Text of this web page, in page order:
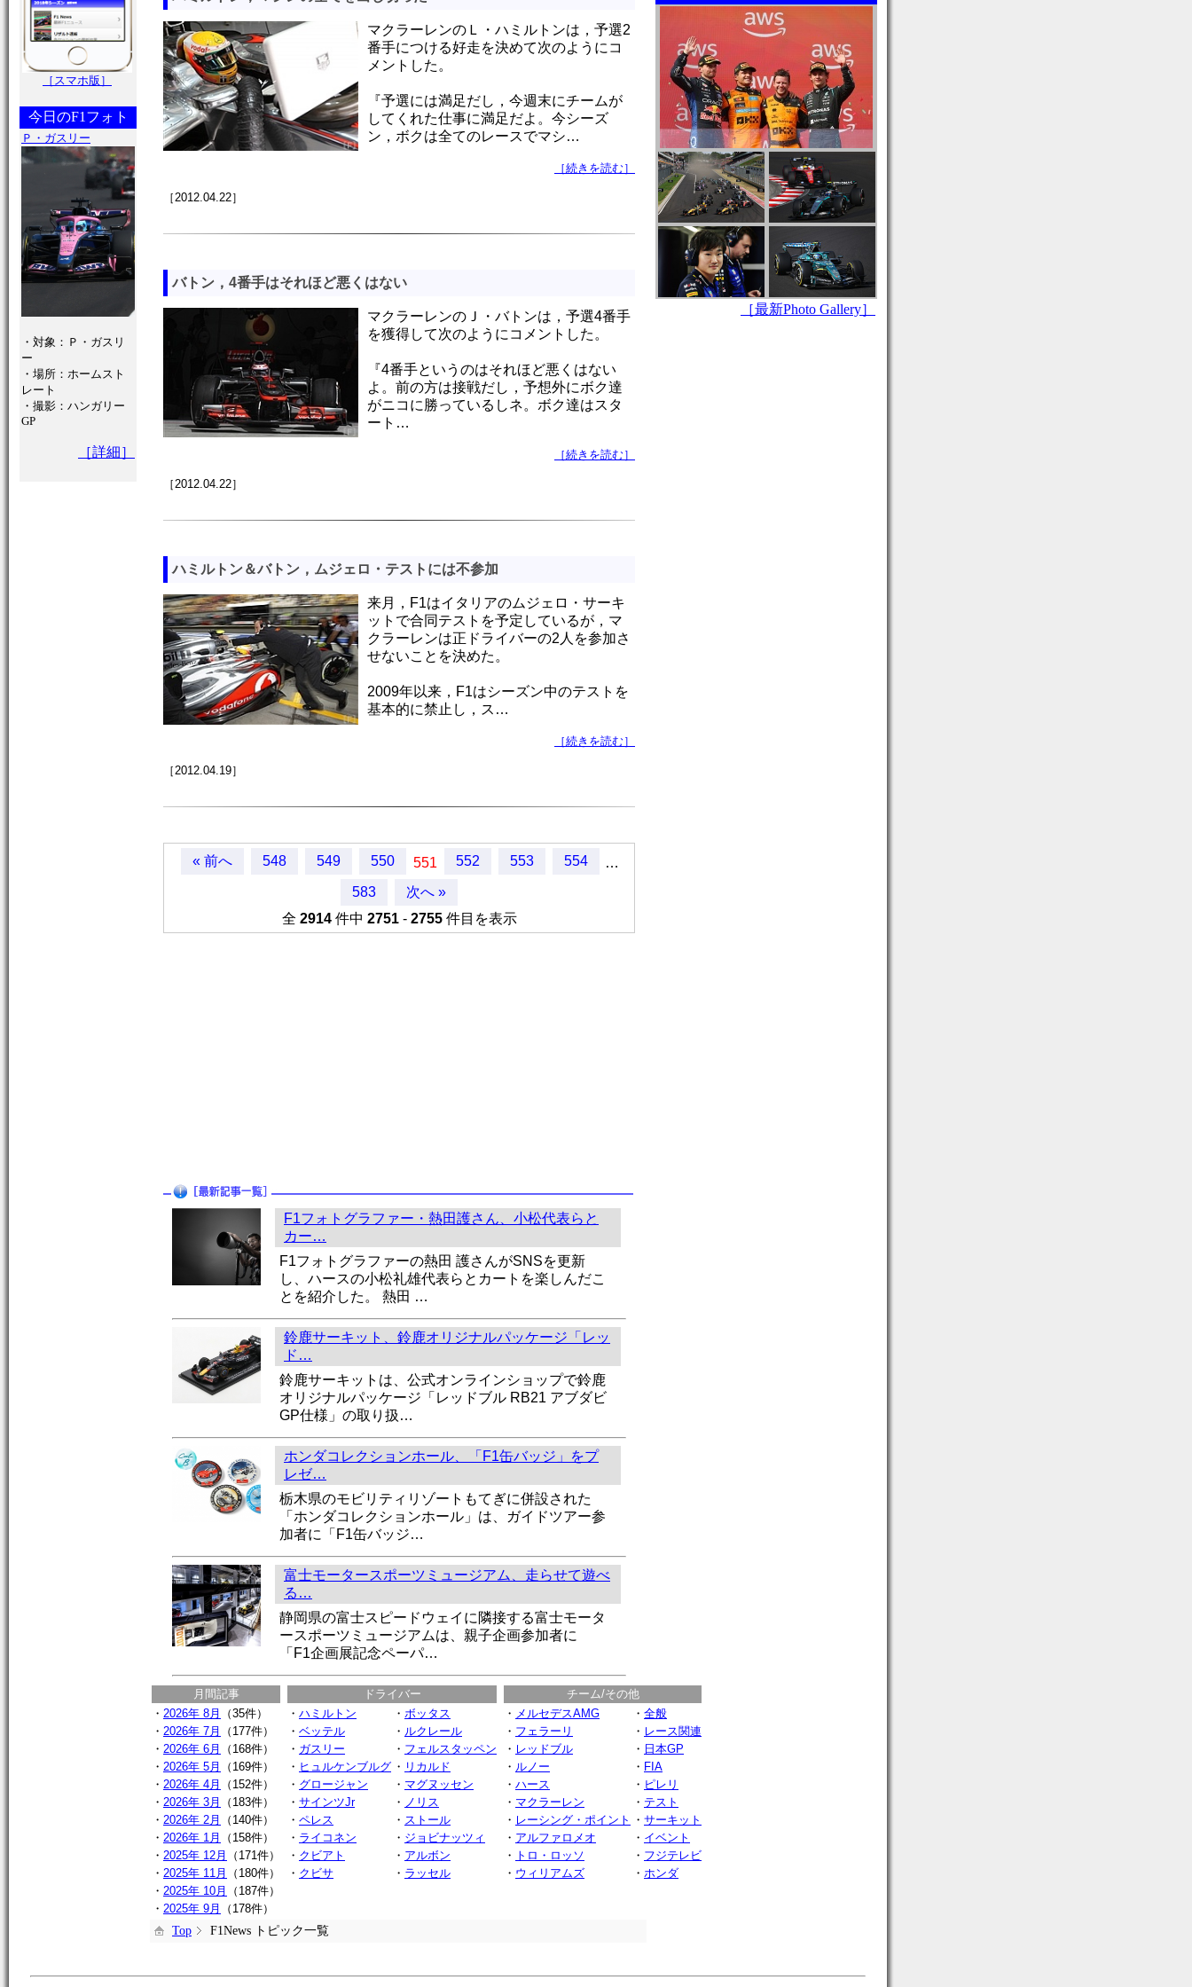
［スマホ版］
今日のF1フォト
Ｐ・ガスリー
・対象：Ｐ・ガスリ
ー
・場所：ホームスト
レート
・撮影：ハンガリー
GP
［詳細］
マクラーレンのＬ・ハミルトンは，予選2
番手につける好走を決めて次のようにコ
メントした。
『予選には満足だし，今週末にチームが
してくれた仕事に満足だよ。今シーズ
ン，ボクは全てのレースでマシ…
［続きを読む］
［2012.04.22］
バトン，4番手はそれほど悪くはない
マクラーレンのＪ・バトンは，予選4番手
を獲得して次のようにコメントした。
『4番手というのはそれほど悪くはない
よ。前の方は接戦だし，予想外にボク達
がニコに勝っているしネ。ボク達はスタ
ート…
［続きを読む］
［2012.04.22］
ハミルトン＆バトン，ムジェロ・テストには不参加
来月，F1はイタリアのムジェロ・サーキ
ットで合同テストを予定しているが，マ
クラーレンは正ドライバーの2人を参加さ
せないことを決めた。
2009年以来，F1はシーズン中のテストを
基本的に禁止し，ス…
［続きを読む］
［2012.04.19］
« 前へ 548 549 550 551 552 553 554
…
583
次へ »
全 2914件中 2751- 2755件目を表示
F1フォトグラファー・熱田護さん、小松代表らと
カー…
F1フォトグラファーの熱田 護さんがSNSを更新
し、ハースの小松礼雄代表らとカートを楽しんだこ
とを紹介した。 熱田 …
鈴鹿サーキット、鈴鹿オリジナルパッケージ「レッ
ド…
鈴鹿サーキットは、公式オンラインショップで鈴鹿
オリジナルパッケージ「レッドブル RB21 アブダビ
GP仕様」の取り扱…
ホンダコレクションホール、「F1缶バッジ」をプ
レゼ…
栃木県のモビリティリゾートもてぎに併設された
「ホンダコレクションホール」は、ガイドツアー参
加者に「F1缶バッジ…
富士モータースポーツミュージアム、走らせて遊べ
る…
静岡県の富士スピードウェイに隣接する富士モータ
ースポーツミュージアムは、親子企画参加者に
「F1企画展記念ペーパ…
月間記事 ドライバー
チーム/その他
・ 2026年 8月
（35件）
・ 2026年 7月
（177件）
・ 2026年 6月
（168件）
・ 2026年 5月
（169件）
・ 2026年 4月
（152件）
・ 2026年 3月
（183件）
・ 2026年 2月
（140件）
・ 2026年 1月
（158件）
・ 2025年 12月
（171件）
・ 2025年 11月
（180件）
・ 2025年 10月
（187件）
・ 2025年 9月 （178件）
・ ハミルトン
・ ベッテル
・ ガスリー
・ ヒュルケンブルグ
・ グロージャン
・ サインツJr
・ ペレス
・ ライコネン
・ クビアト
・ クビサ
・ ボッタス
・ ルクレール
・ フェルスタッペン
・ リカルド
・ マグヌッセン
・ ノリス
・ ストール
・ ジョビナッツィ
・ アルボン
・ ラッセル
・ メルセデスAMG
・ フェラーリ
・ レッドブル
・ ルノー
・ ハース
・ マクラーレン
・ レーシング・ポイント
・ アルファロメオ
・ トロ・ロッソ
・ ウィリアムズ
・ 全般
・ レース関連
・ 日本GP
・ FIA
・ ピレリ
・ テスト
・ サーキット
・ イベント
・ フジテレビ
・ ホンダ
Top F1News トピック一覧
［最新Photo Gallery］